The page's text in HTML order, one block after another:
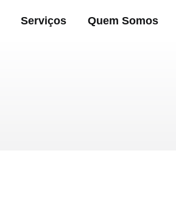
Serviços Quem Somos